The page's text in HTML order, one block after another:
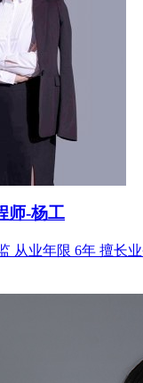
师-杨工
从业年限 6年 擅长